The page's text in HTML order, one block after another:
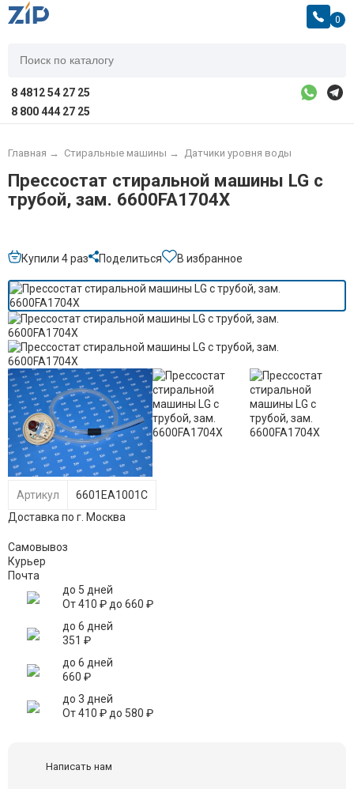
0
8 4812 54 27 25
8 800 444 27 25
Главная → Стиральные машины → Датчики уровня воды
Прессостат стиральной машины LG с
трубой, зам. 6600FA1704X
Купили 4 раз Поделиться В избранное
Артикул
6601EA1001C
Доставка по г. Москва
Самовывоз
Курьер
Почта
до 5 дней
От 410 ₽ до 660 ₽
до 6 дней
351 ₽
до 6 дней
660 ₽
до 3 дней
От 410 ₽ до 580 ₽
Написать нам